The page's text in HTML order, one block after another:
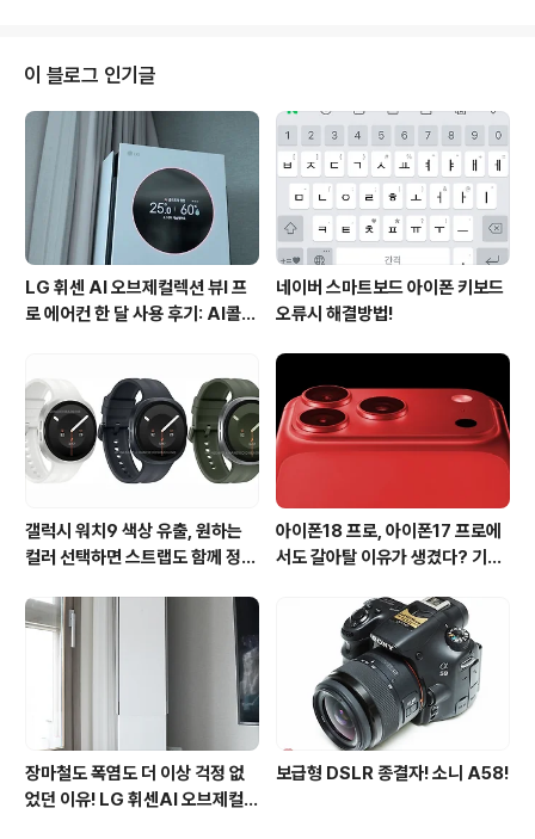
마켓. G마켓에서는 많은 분들에게 도움이 되는 상품평 공
모전을 통해 상품평에 신선한 바람을 불어 넣는다고 합니
다. 공모전은 크게 3가지 부문으로 나뉘어 진행됩니다. 그
첫 번째 공모전. 순간포착 환의의 택배 공모전은 택배가 도
착하였을때 가장 설레이는 순간을 포착해 사진을 올리는
공모전입니다. 최고 얼굴상 1명에게..
이 블로그 인기글
LG 휘센 AI 오브제컬렉션 뷰I 프
로 에어컨 한 달 사용 후기: AI콜드
네이버 스마트보드 아이폰 키보드
오류시 해결방법!
갤럭시 워치9 색상 유출, 원하는
컬러 선택하면 스트랩도 함께 정해
아이폰18 프로, 아이폰17 프로에
서도 갈아탈 이유가 생겼다? 기대
장마철도 폭염도 더 이상 걱정 없
었던 이유! LG 휘센AI 오브제컬렉
보급형 DSLR 종결자! 소니 A58!